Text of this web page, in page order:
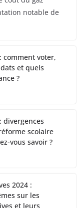
notable de
comment voter,
et quels
?
divergences
scolaire
vous savoir ?
2024 :
sur les
et leurs